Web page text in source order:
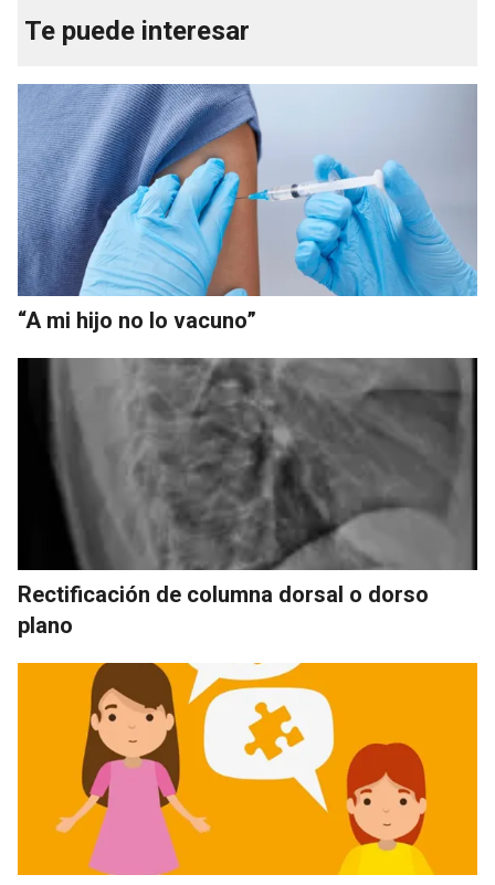
Te puede interesar
“A mi hijo no lo vacuno”
Rectificación de columna dorsal o dorso
plano